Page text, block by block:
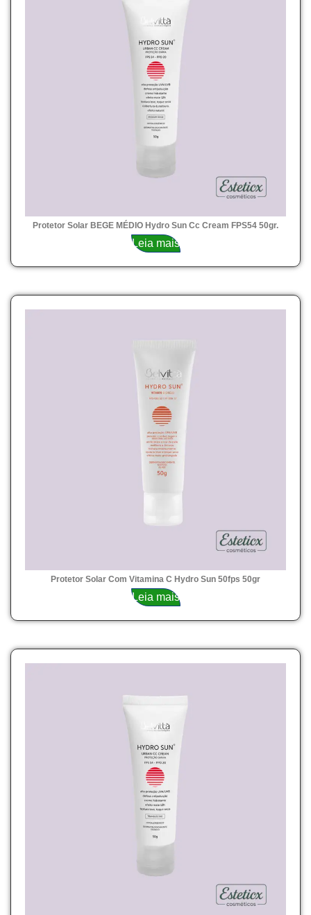
Protetor Solar BEGE MÉDIO Hydro Sun Cc Cream FPS54 50gr.
Leia mais
Protetor Solar Com Vitamina C Hydro Sun 50fps 50gr
Leia mais